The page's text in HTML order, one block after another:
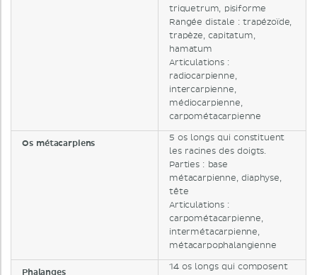
triquetrum, pisiforme
Rangée distale : trapézoïde,
trapèze, capitatum,
hamatum
Articulations :
radiocarpienne,
intercarpienne,
médiocarpienne,
carpométacarpienne
Os métacarpiens
5 os longs qui constituent
les racines des doigts.
Parties : base
métacarpienne, diaphyse,
tête
Articulations :
carpométacarpienne,
intermétacarpienne,
métacarpophalangienne
Phalanges
14 os longs qui composent